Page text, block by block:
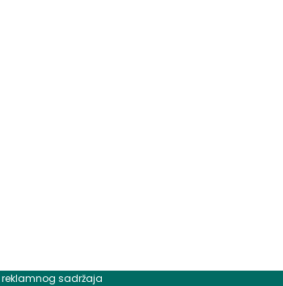
reklamnog sadržaja